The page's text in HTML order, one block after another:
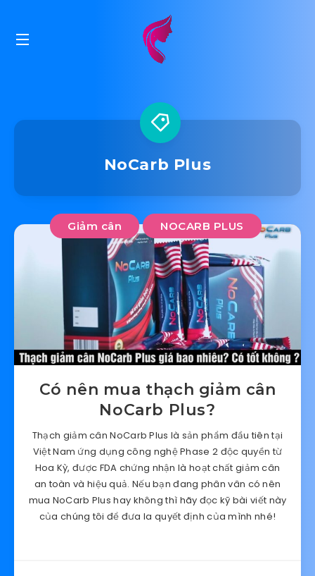
NoCarb Plus
Giảm cân NOCARB PLUS
Có nên mua thạch giảm cân
NoCarb Plus?
Thạch giảm cân NoCarb Plus là sản phẩm đầu tiên tại
Việt Nam ứng dụng công nghệ Phase 2 độc quyền từ
Hoa Kỳ, được FDA chứng nhận là hoạt chất giảm cân
an toàn và hiệu quả. Nếu bạn đang phân vân có nên
mua NoCarb Plus hay không thì hãy đọc kỹ bài viết này
của chúng tôi để đưa la quyết định của mình nhé!